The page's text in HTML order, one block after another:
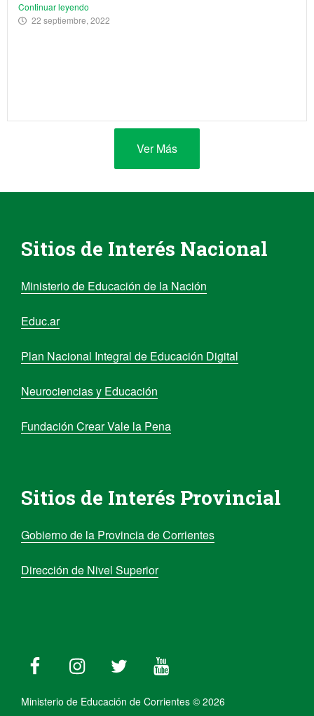
Continuar leyendo
22 septiembre, 2022
Ver Más
Sitios de Interés Nacional
Ministerio de Educación de la Nación
Educ.ar
Plan Nacional Integral de Educación Digital
Neurociencias y Educación
Fundación Crear Vale la Pena
Sitios de Interés Provincial
Gobierno de la Provincia de Corrientes
Dirección de Nivel Superior
Ministerio de Educación de Corrientes © 2026